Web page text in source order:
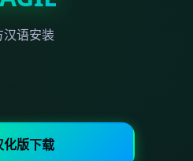
汉语安装
化版下载